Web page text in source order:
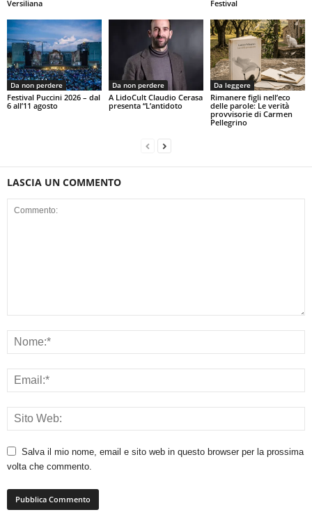
Versiliana
Festival
Da non perdere
Festival Puccini 2026 – dal
6 all’11 agosto
Da non perdere
A LidoCult Claudio Cerasa
presenta “L’antidoto
Da leggere
Rimanere figli nell’eco
delle parole: Le verità
provvisorie di Carmen
Pellegrino
LASCIA UN COMMENTO
Salva il mio nome, email e sito web in questo browser per la prossima
volta che commento.